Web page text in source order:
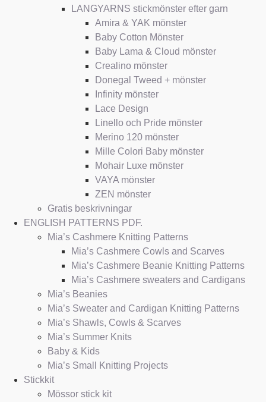
LANGYARNS stickmönster efter garn
Amira & YAK mönster
Baby Cotton Mönster
Baby Lama & Cloud mönster
Crealino mönster
Donegal Tweed + mönster
Infinity mönster
Lace Design
Linello och Pride mönster
Merino 120 mönster
Mille Colori Baby mönster
Mohair Luxe mönster
VAYA mönster
ZEN mönster
Gratis beskrivningar
ENGLISH PATTERNS PDF.
Mia’s Cashmere Knitting Patterns
Mia’s Cashmere Cowls and Scarves
Mia’s Cashmere Beanie Knitting Patterns
Mia’s Cashmere sweaters and Cardigans
Mia’s Beanies
Mia’s Sweater and Cardigan Knitting Patterns
Mia’s Shawls, Cowls & Scarves
Mia’s Summer Knits
Baby & Kids
Mia’s Small Knitting Projects
Stickkit
Mössor stick kit